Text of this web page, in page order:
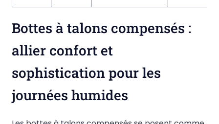
Bottes à talons compensés :
allier confort et
sophistication pour les
journées humides